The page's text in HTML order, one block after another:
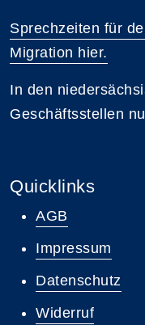
Sprechzeiten für
Migration hier.
In den
Geschäftsstellen
Quicklinks
AGB
Impressum
Datenschutz
Widerruf